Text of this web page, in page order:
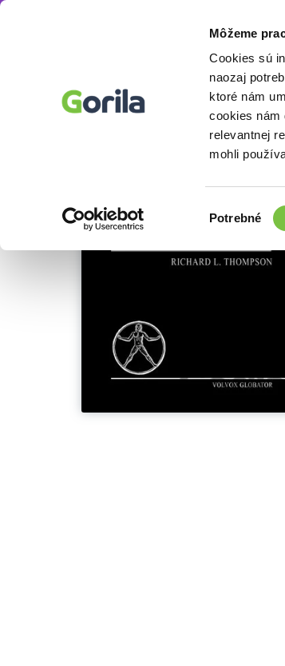
Môžeme
Cookies sú
naozaj
ktoré nám
cookies nám
relevantnej
mohli
súhlasu
Potrebné
Knihy o náboženstve a